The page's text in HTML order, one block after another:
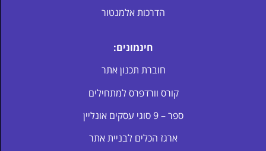
הדרכות אלמנטור
חינמונים:
חוברת תכנון אתר
קורס וורדפרס למתחילים
ספר – 9 סוגי עסקים אונליין
ארגז הכלים לבניית אתר